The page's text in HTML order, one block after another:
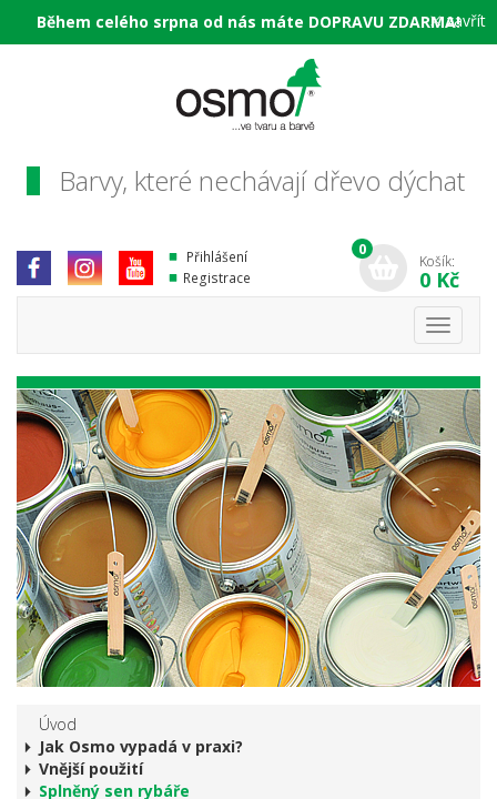
Během celého srpna od nás máte DOPRAVU ZDARMA!
× zavřít
Barvy, které nechávají dřevo dýchat
Přihlášení
Registrace
0
Košík:
0 Kč
Toggle
Úvod
Jak Osmo vypadá v praxi?
Vnější použití
Splněný sen rybáře